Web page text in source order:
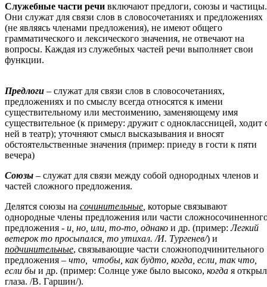
Служебные части речи включают предлоги, союзы и частицы.
Они служат для связи слов в словосочетаниях и предложениях
(не являясь членами предложения), не имеют общего
грамматического и лексического значения, не отвечают на
вопросы. Каждая из служебных частей речи выполняет свои
функции.
Предлоги – служат для связи слов в словосочетаниях,
предложениях и по смыслу всегда относятся к имени
существительному или местоимению, заменяющему имя
существительное (к примеру: дружит с одноклассницей, ходит
ней в театр); уточняют смысл высказывания и вносят
обстоятельственные значения (пример: приеду в гости к пяти
вечера)
Союзы – служат для связи между собой однородных членов и
частей сложного предложения.
Делятся союзы на сочинительные которые связывают
однородные члены предложения или части
предложения - и, но, или, то-то, однако и др. (пример:Легкий
ветерок то просыпался, то утихал. /И. Тургенев/) и
подчинительные, связывающие части сложноподчинительного
предложения – что, чтобы, как будто, когда, если, так что,
если бы и др. (пример: Солнце уже было высоко, когда я открыл
глаза. /В. Гаршин/).